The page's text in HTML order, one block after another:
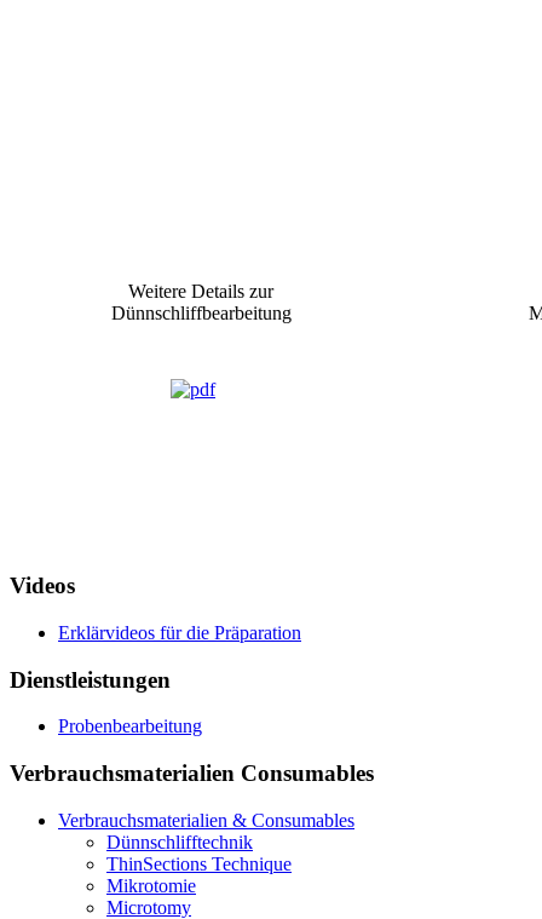
Weitere Details zur
Dünnschliffbearbeitung
Videos
Erklärvideos für die Präparation
Dienstleistungen
Probenbearbeitung
Verbrauchsmaterialien Consumables
Verbrauchsmaterialien & Consumables
Dünnschlifftechnik
ThinSections Technique
Mikrotomie
Microtomy